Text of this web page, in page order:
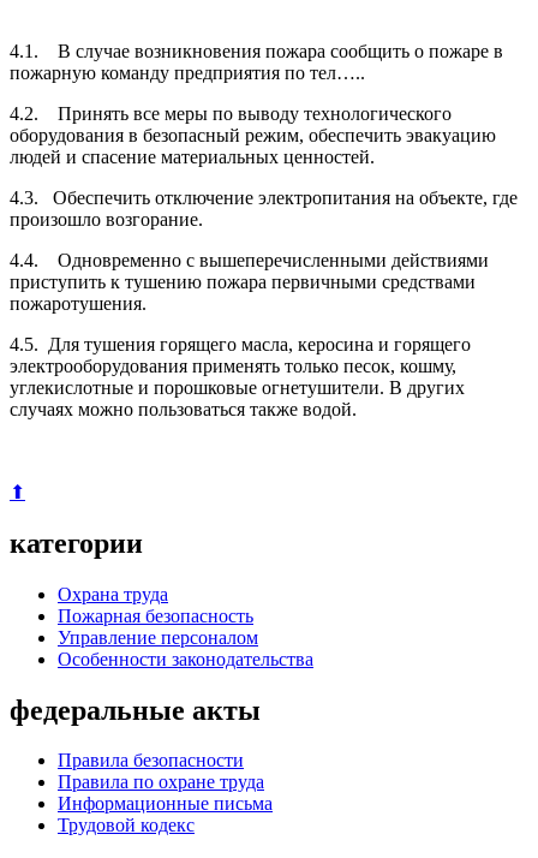
4.1. В случае возникновения пожара сообщить о пожаре в
пожарную команду предприятия по тел…..
4.2. Принять все меры по выводу технологического
оборудования в безопасный режим, обеспечить эвакуацию
людей и спасение материальных ценностей.
4.3. Обеспечить отключение электропитания на объекте, где
произошло возгора­ние.
4.4. Одновременно с вышеперечисленными действиями
приступить к тушению пожара первичными средствами
пожаротушения.
4.5. Для тушения горящего масла, керосина и горящего
электрооборудования применять только песок, кошму,
углекислотные и порошковые огнетушители. В других
случаях можно пользоваться также водой.
⬆
категории
Охрана труда
Пожарная безопасность
Управление персоналом
Особенности законодательства
федеральные акты
Правила безопасности
Правила по охране труда
Информационные письма
Трудовой кодекс